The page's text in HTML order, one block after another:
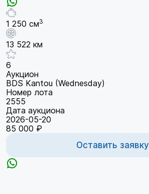
1 250 см3
13 522 км
6
Аукцион
BDS Kantou (Wednesday)
Номер лота
2555
Дата аукциона
2026-05-20
85 000 ₽
Оставить заявку